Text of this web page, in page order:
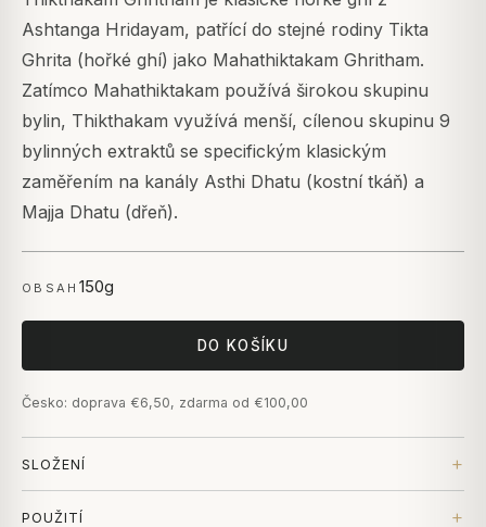
Ashtanga Hridayam, patřící do stejné rodiny Tikta
Ghrita (hořké ghí) jako Mahathiktakam Ghritham.
Zatímco Mahathiktakam používá širokou skupinu
bylin, Thikthakam využívá menší, cílenou skupinu 9
bylinných extraktů se specifickým klasickým
zaměřením na kanály Asthi Dhatu (kostní tkáň) a
Majja Dhatu (dřeň).
OBSAH 150g
DO KOŠÍKU
Česko: doprava €6,50, zdarma od €100,00
SLOŽENÍ
POUŽITÍ